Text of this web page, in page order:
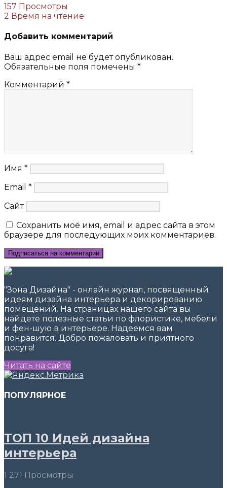
157 Просмотры
2 Время на чтение
Добавить комментарий
Ваш адрес email не будет опубликован.
Обязательные поля помечены *
Комментарий *
Имя *
Email *
Сайт
Сохранить моё имя, email и адрес сайта в этом
браузере для последующих моих комментариев.
"Зона Дизайна" - онлайн журнал, посвященный
идеям дизайна интерьера и декорированию
помещений. На страницах нашего сайта вы
найдете полезные статьи по флористике, мебели
и фен-шую в интерьере. Надеемся вам
понравится. Добро пожаловать и приятного
досуга!
Читать на сайте
ПОПУЛЯРНОЕ
ТОП 10 Идей дизайна
интерьера
1 271 Просмотры